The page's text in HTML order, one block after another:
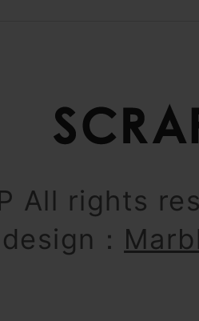
All rights
design：